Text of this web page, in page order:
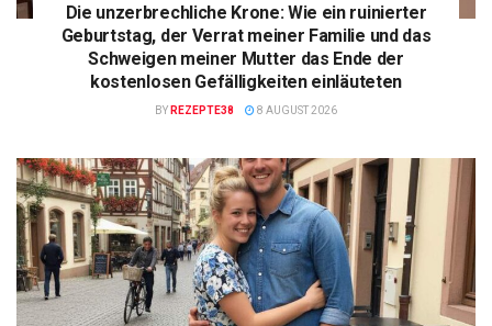
Die unzerbrechliche Krone: Wie ein ruinierter
Geburtstag, der Verrat meiner Familie und das
Schweigen meiner Mutter das Ende der
kostenlosen Gefälligkeiten einläuteten
BY REZEPTE38 8 AUGUST 2026